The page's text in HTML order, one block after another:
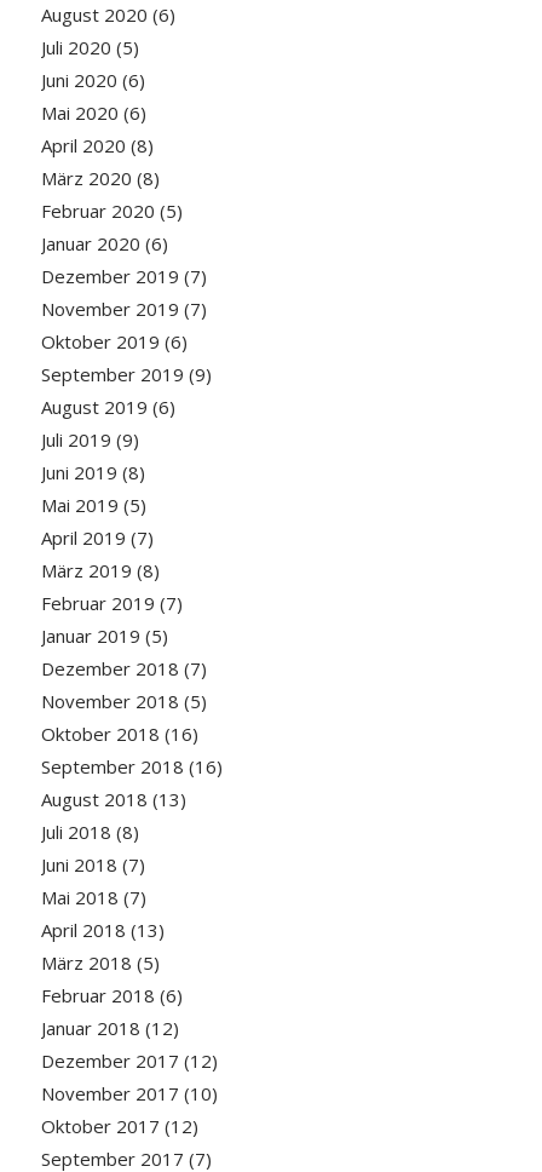
August 2020 (6)
Juli 2020 (5)
Juni 2020 (6)
Mai 2020 (6)
April 2020 (8)
März 2020 (8)
Februar 2020 (5)
Januar 2020 (6)
Dezember 2019 (7)
November 2019 (7)
Oktober 2019 (6)
September 2019 (9)
August 2019 (6)
Juli 2019 (9)
Juni 2019 (8)
Mai 2019 (5)
April 2019 (7)
März 2019 (8)
Februar 2019 (7)
Januar 2019 (5)
Dezember 2018 (7)
November 2018 (5)
Oktober 2018 (16)
September 2018 (16)
August 2018 (13)
Juli 2018 (8)
Juni 2018 (7)
Mai 2018 (7)
April 2018 (13)
März 2018 (5)
Februar 2018 (6)
Januar 2018 (12)
Dezember 2017 (12)
November 2017 (10)
Oktober 2017 (12)
September 2017 (7)